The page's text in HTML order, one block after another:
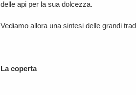
delle api per la sua dolcezza.
Vediamo allora una sintesi delle grandi
La coperta